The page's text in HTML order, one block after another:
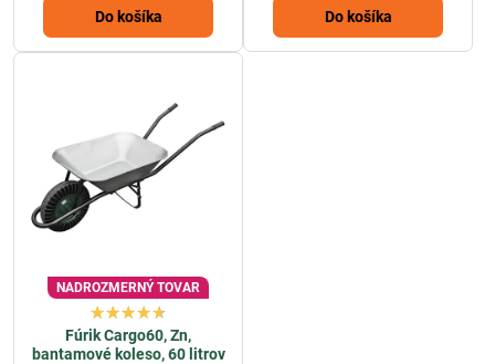
Do košíka Do košíka
NADROZMERNÝ TOVAR
Fúrik Cargo60, Zn,
bantamové koleso, 60 litrov